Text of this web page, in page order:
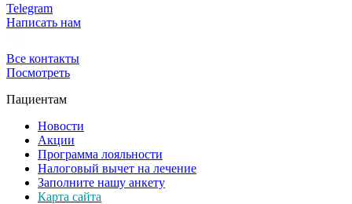
Telegram
Написать нам
Все контакты
Посмотреть
Пациентам
Новости
Акции
Программа лояльности
Налоговый вычет на лечение
Заполните нашу анкету
Карта сайта